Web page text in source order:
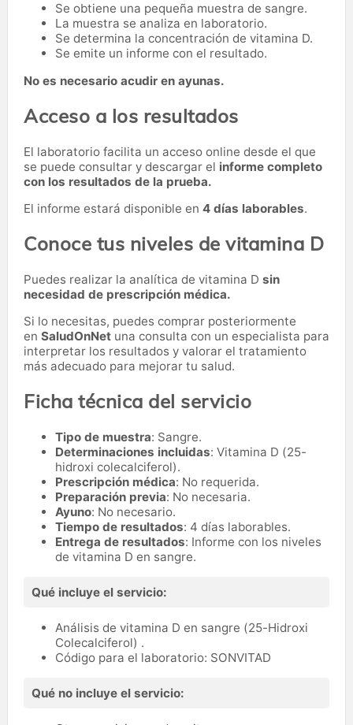
Se obtiene una pequeña muestra de sangre.
La muestra se analiza en laboratorio.
Se determina la concentración de vitamina D.
Se emite un informe con el resultado.
No es necesario acudir en ayunas.
Acceso a los resultados
El laboratorio facilita un acceso online desde el que
se puede consultar y descargar el informe completo
con los resultados de la prueba.
El informe estará disponible en 4 días laborables.
Conoce tus niveles de vitamina D
Puedes realizar la analítica de vitamina D sin
necesidad de prescripción médica.
Si lo necesitas, puedes comprar posteriormente
en SaludOnNet una consulta con un especialista para
interpretar los resultados y valorar el tratamiento
más adecuado para mejorar tu salud.
Ficha técnica del servicio
Tipo de muestra: Sangre.
Determinaciones incluidas: Vitamina D (25-
hidroxi colecalciferol).
Prescripción médica: No requerida.
Preparación previa: No necesaria.
Ayuno: No necesario.
Tiempo de resultados: 4 días laborables.
Entrega de resultados: Informe con los niveles
de vitamina D en sangre.
Qué incluye el servicio:
Análisis de vitamina D en sangre (25-Hidroxi
Colecalciferol) .
Código para el laboratorio: SONVITAD
Qué no incluye el servicio: